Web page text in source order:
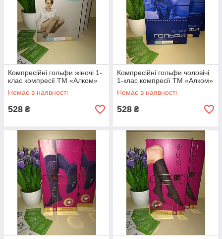
Компресійні гольфи жіночі 1-
клас компресії ТМ «Алком»
Немає в наявності
528 ₴
Компресійні гольфи чоловічі
1-клас компресії ТМ «Алком»
Немає в наявності
528 ₴